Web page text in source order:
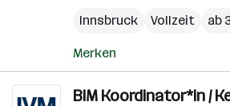
Innsbruck
Vollzeit ab
Merken
BIM Koordinator*in /